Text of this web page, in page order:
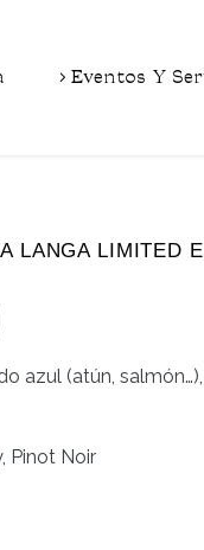
Eventos Y
LANGA LIMITED
azul (atún,
Pinot Noir